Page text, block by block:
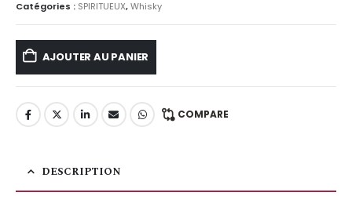
Catégories : SPIRITUEUX,Whisky
AJOUTER AU PANIER
COMPARE
DESCRIPTION